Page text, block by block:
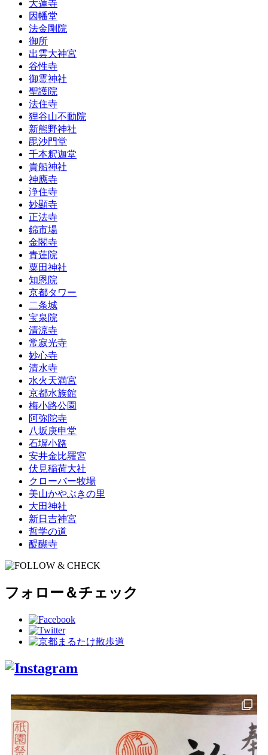
大蓮寺
因幡堂
法金剛院
御所
出雲大神宮
谷性寺
御霊神社
聖護院
法住寺
狸谷山不動院
新熊野神社
毘沙門堂
千本釈迦堂
貴船神社
神應寺
浄住寺
妙顯寺
正法寺
錦市場
金閣寺
青蓮院
粟田神社
知恩院
京都タワー
二条城
宝泉院
清涼寺
常寂光寺
妙心寺
清水寺
水火天満宮
京都水族館
梅小路公園
阿弥陀寺
八坂庚申堂
石塀小路
安井金比羅宮
伏見稲荷大社
クローバー牧場
美山かやぶきの里
大田神社
新日吉神宮
哲学の道
醍醐寺
フォロー＆チェック